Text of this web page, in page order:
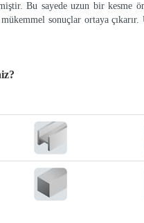
Bu sayede uzun bir kesme
sonuçlar ortaya